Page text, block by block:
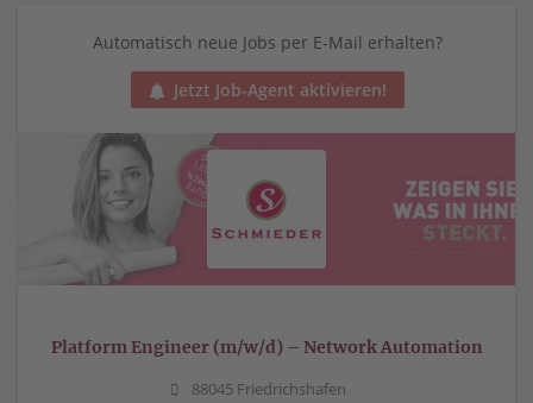
Automatisch neue Jobs per E-Mail erhalten?
Jetzt Job-Agent aktivieren!
Platform Engineer (m/w/d) – Network Automation
88045 Friedrichshafen